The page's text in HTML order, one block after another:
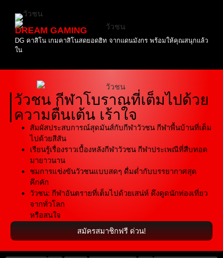
DREAM GAMING
DG คาสิโน เกมคาสิโนสดยอดฮิท จากแดนมังกร พร้อมให้คุณสนุกแล้ว
ใน
วัวชน กีฬาโบราณที่เต็มไปด้วย
ความตื่นเต้น เร้าใจ
สัมผัสประสบการณ์สุดมันส์กับกีฬาวัวชน กีฬาพื้นบ้านที่เต็ม
ไปด้วยสีสัน
เรียนรู้เรื่องราวเบื้องหลังกีฬาวัวชน กีฬาประเพณีที่สืบทอด
มายาวนาน
ชมการแข่งขันวัวชนแบบสดๆ ดื่มด่ำกับบรรยากาศสุด
คึกคัก
วัวชน: กีฬาอันตรายที่เต็มไปด้วยเสน่ห์ ดึงดูดนักท่องเที่ยว
จากทั่วโลก
หรือสนใจ
สมัครสมาชิกฟรี ด่วน!